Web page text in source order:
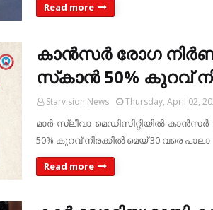
Read more
കാന്‍സര്‍ രോഗ
സ്‌കാന്‍ 50% കുറവ്
Starvision News Thursday, April 02,
മാര്‍ സ്ലീവാ മെഡിസിറ്റിയില്‍
50% കുറവ് നിരക്കില്‍ മെയ് 30 വരെ
Read more